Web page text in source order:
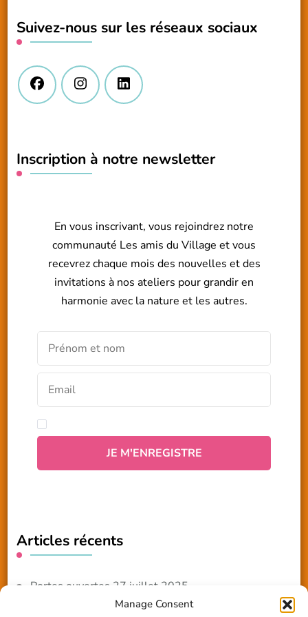
Manage Consent
?
Suivez-nous sur les réseaux sociaux
Inscription à notre newsletter
En vous inscrivant, vous rejoindrez notre
communauté Les amis du Village et vous
recevrez chaque mois des nouvelles et des
invitations à nos ateliers pour grandir en
harmonie avec la nature et les autres.
Articles récents
Portes ouvertes 27 juillet 2025